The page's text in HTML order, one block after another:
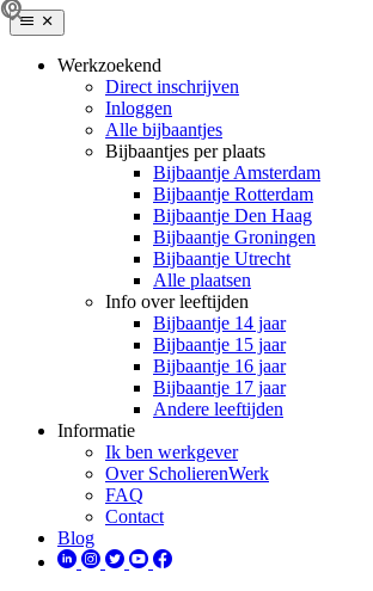
Werkzoekend
Direct inschrijven
Inloggen
Alle bijbaantjes
Bijbaantjes per plaats
Bijbaantje Amsterdam
Bijbaantje Rotterdam
Bijbaantje Den Haag
Bijbaantje Groningen
Bijbaantje Utrecht
Alle plaatsen
Info over leeftijden
Bijbaantje 14 jaar
Bijbaantje 15 jaar
Bijbaantje 16 jaar
Bijbaantje 17 jaar
Andere leeftijden
Informatie
Ik ben werkgever
Over ScholierenWerk
FAQ
Contact
Blog